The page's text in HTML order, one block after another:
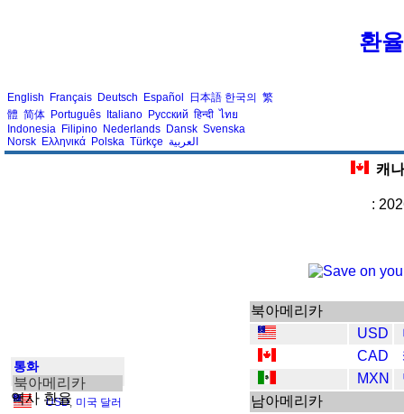
환
English Français Deutsch Español 日本語 한국의 繁
體 简体 Português Italiano Русский हिन्दी ไทย
Indonesia Filipino Nederlands Dansk Svenska
Norsk Ελληνικά Polska Türkçe العربية
통화
북아메리카
USD, 미국 달러
역사 환율
캐
:
북아메리카
USD
CAD
MXN
남아메리카